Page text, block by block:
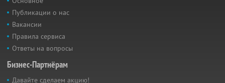
Публикации о нас
Вакансии
Правила сервиса
Ответы на вопросы
Бизнес-Партнёрам
Давайте сделаем акцию!